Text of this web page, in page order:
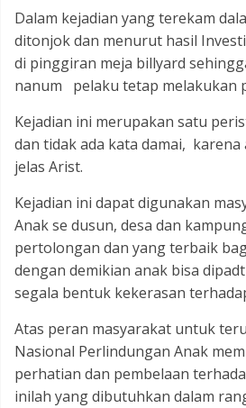
t
e
r
d
u
g
p
l
a
u
p
e
y
e
r
a
g
a
n
k
e
k
Dalam kejadian yang terekam
ditonjok dan menurut hasil
di pinggiran meja billyard
nanum pelaku tetap melakukan
Kejadian ini merupakan satu
dan tidak ada kata damai, karena
jelas Arist.
Kejadian ini dapat digunakan
Anak se dusun, desa dan
pertolongan dan yang terbaik
dengan demikian anak bisa
segala bentuk kekerasan
Atas peran masyarakat untuk
Nasional Perlindungan Anak
perhatian dan pembelaan
inilah yang dibutuhkan dalam